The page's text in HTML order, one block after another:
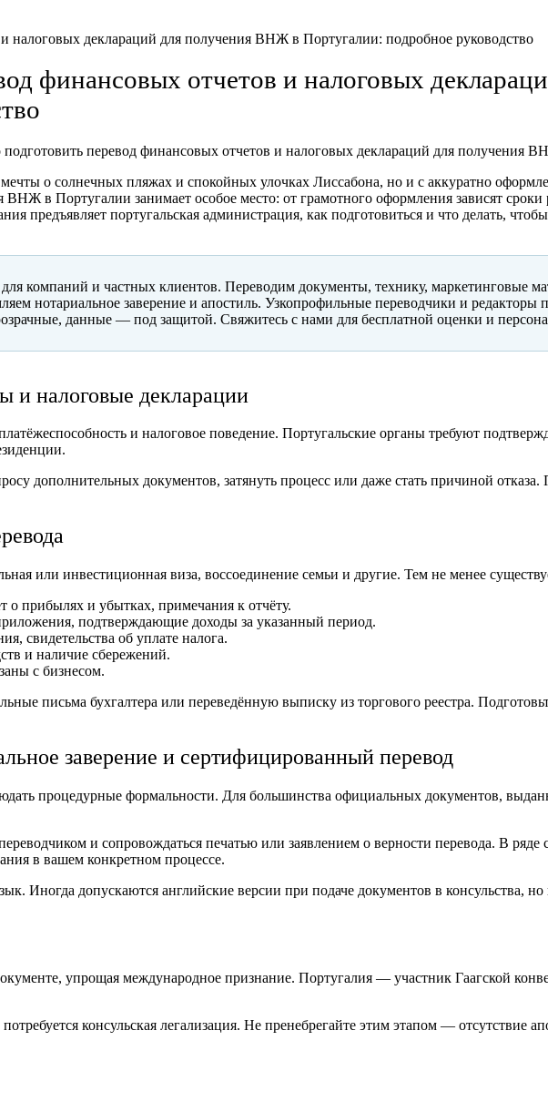
финансовых отчетов и налоговых
перевод финансовых отчетов и налоговых деклараций для получения
о солнечных пляжах и спокойных улочках Лиссабона, но и с аккуратно
в Португалии занимает особое место: от грамотного оформления зависят сроки
предъявляет португальская администрация, как подготовиться и что делать,
компаний и частных клиентов. Переводим документы, технику, маркетинговые
нотариальное заверение и апостиль. Узкопрофильные переводчики и
данные — под защитой. Свяжитесь с нами для бесплатной оценки и
и налоговые декларации
и налоговое поведение. Португальские органы требуют
дополнительных документов, затянуть процесс или даже стать причиной
или инвестиционная виза, воссоединение семьи и другие. Тем не менее
прибылях и убытках, примечания к отчёту.
подтверждающие доходы за указанный период.
свидетельства об уплате налога.
и наличие сбережений.
с бизнесом.
письма бухгалтера или переведённую выписку из торгового реестра.
заверение и сертифицированный перевод
процедурные формальности. Для большинства официальных документов,
и сопровождаться печатью или заявлением о верности перевода. В ряде
в вашем конкретном процессе.
Иногда допускаются английские версии при подаче документов в консульства,
упрощая международное признание. Португалия — участник Гаагской
консульская легализация. Не пренебрегайте этим этапом — отсутствие